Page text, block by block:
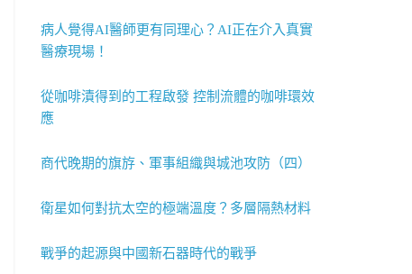
病人覺得AI醫師更有同理心？AI正在介入真實
醫療現場！
從咖啡漬得到的工程啟發 控制流體的咖啡環效
應
商代晚期的旗斿、軍事組織與城池攻防（四）
衛星如何對抗太空的極端溫度？多層隔熱材料
戰爭的起源與中國新石器時代的戰爭